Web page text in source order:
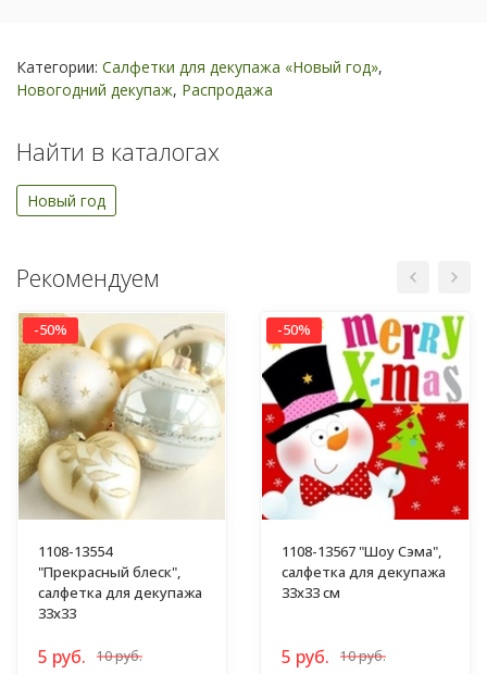
Категории: Салфетки для декупажа «Новый год»,
Новогодний декупаж, Распродажа
Найти в каталогах
Новый год
Рекомендуем
-50%
1108-13554
"Прекрасный блеск",
салфетка для декупажа
33х33
5 руб. 10 руб.
-50%
1108-13567 "Шоу Сэма",
салфетка для декупажа
33х33 см
5 руб. 10 руб.